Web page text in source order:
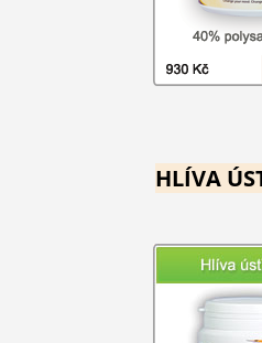
HLÍVA